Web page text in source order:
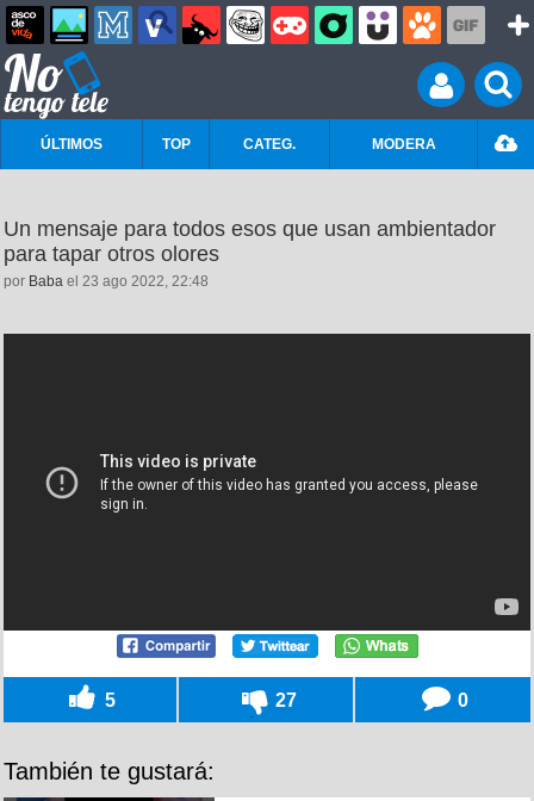
ÚLTIMOS TOP CATEG. MODERA
Un mensaje para todos esos que usan ambientador
para tapar otros olores
por Baba el 23 ago 2022, 22:48
5 27 0
También te gustará: